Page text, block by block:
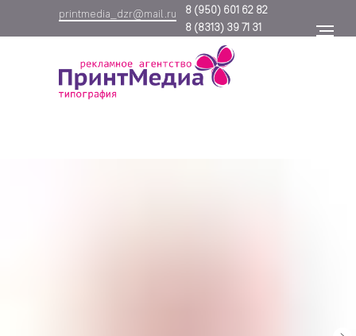
8 (950) 601 62 82
printmedia_dzr@mail.ru
8 (8313) 39 71 31